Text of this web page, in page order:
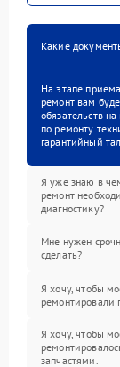
Какие
На этапе
ремонт вам
обязательств
по ремонту
гарантийный
Я уже знаю в
ремонт
диагностику?
Мне нужен
сделать?
Я хочу, чтобы
ремонтировали
Я хочу, чтобы
запчастями.